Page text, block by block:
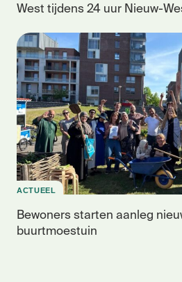
West tijdens 24 uur Nieuw-
ACTUEEL
Bewoners starten aanleg
buurtmoestuin